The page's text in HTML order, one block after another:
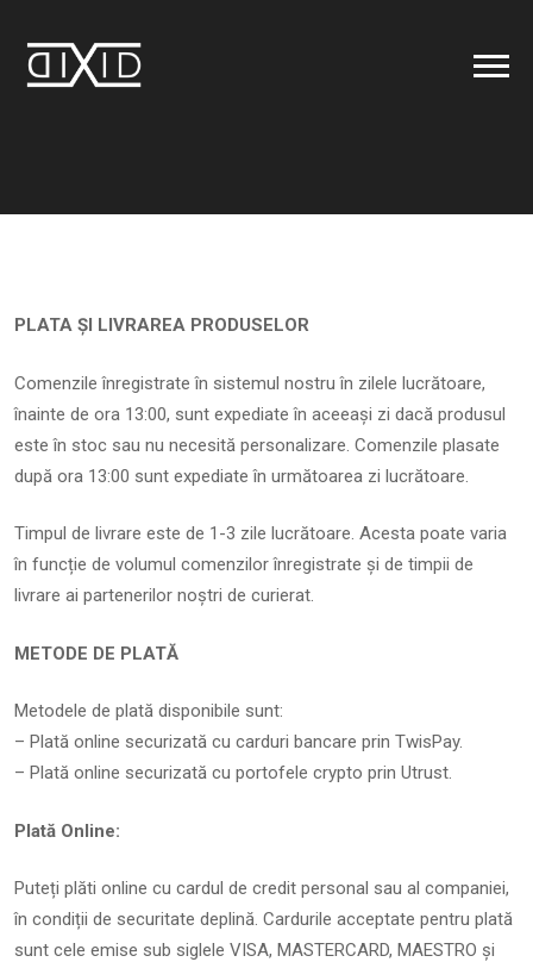
PLATA ȘI LIVRAREA PRODUSELOR
Comenzile înregistrate în sistemul nostru în zilele lucrătoare,
înainte de ora 13:00, sunt expediate în aceeași zi dacă produsul
este în stoc sau nu necesită personalizare. Comenzile plasate
după ora 13:00 sunt expediate în următoarea zi lucrătoare.
Timpul de livrare este de 1-3 zile lucrătoare. Acesta poate varia
în funcție de volumul comenzilor înregistrate și de timpii de
livrare ai partenerilor noștri de curierat.
METODE DE PLATĂ
Metodele de plată disponibile sunt:
– Plată online securizată cu carduri bancare prin TwisPay.
– Plată online securizată cu portofele crypto prin Utrust.
Plată Online:
Puteți plăti online cu cardul de credit personal sau al companiei,
în condiții de securitate deplină. Cardurile acceptate pentru plată
sunt cele emise sub siglele VISA, MASTERCARD, MAESTRO și